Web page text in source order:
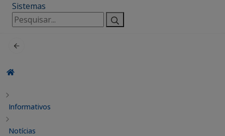
Sistemas
Pesquisar
por:
Informativos
Notícias